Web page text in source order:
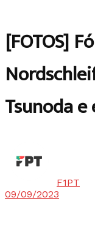
[FOTOS]
Tsunoda
F1PT
09/09/2023